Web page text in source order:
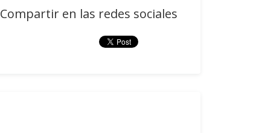
Compartir en las redes sociales